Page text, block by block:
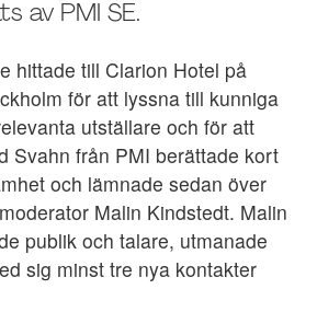
av PMI SE.
hittade till Clarion Hotel på
för att lyssna till kunniga
utställare och för att
Svahn från PMI berättade kort
och lämnade sedan över
Malin Kindstedt. Malin
publik och talare, utmanade
sig minst tre nya kontakter